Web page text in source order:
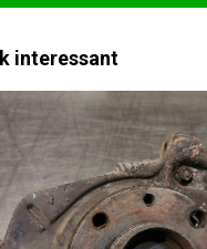
interessant